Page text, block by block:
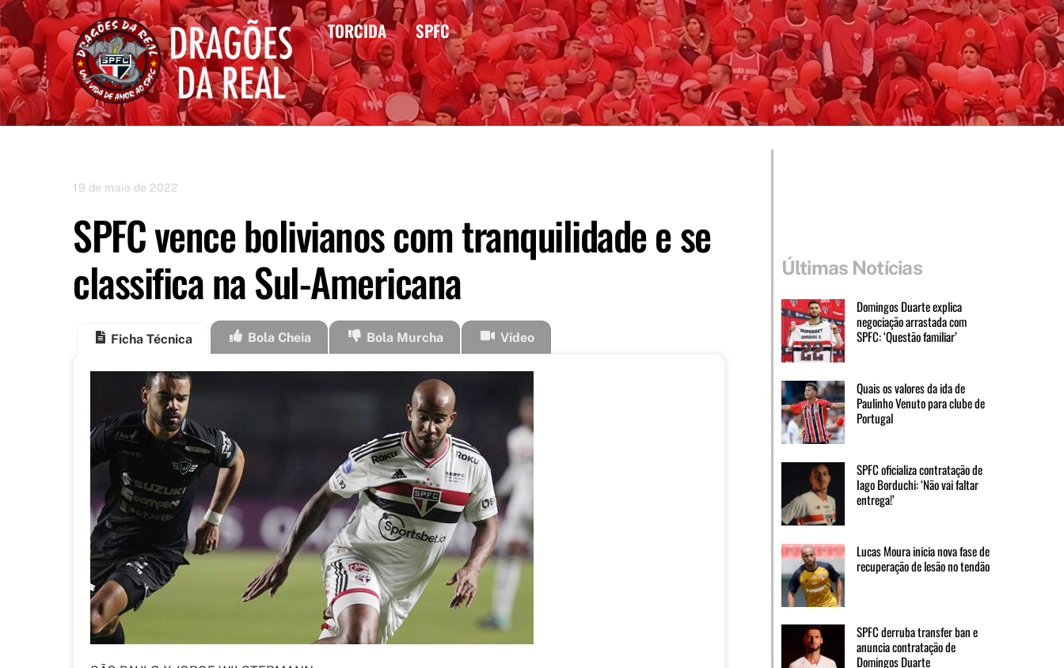
Skip
to
content
TORCIDA SPFC
19 de maio de 2022
SPFC vence bolivianos com tranquilidade e se
classifica na Sul-Americana
Ficha Técnica Bola Cheia Bola Murcha Vídeo
Últimas Notícias
Domingos Duarte explica
negociação arrastada com
SPFC: ‘Questão familiar’
Quais os valores da ida de
Paulinho Venuto para clube de
Portugal
SPFC oficializa contratação de
Iago Borduchi: ‘Não vai faltar
entrega!’
Lucas Moura inicia nova fase de
recuperação de lesão no tendão
SPFC derruba transfer ban e
anuncia contratação de
Domingos Duarte